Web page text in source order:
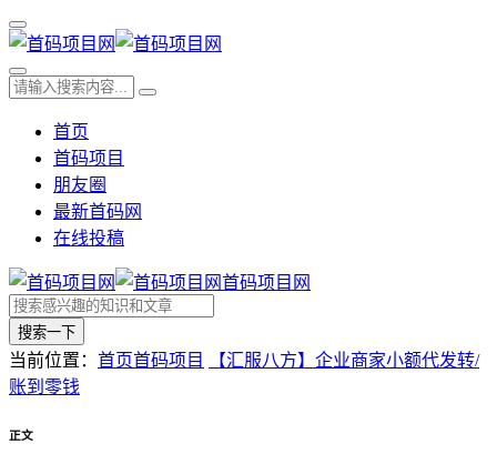
首页
首码项目
朋友圈
最新首码网
在线投稿
首码项目网
搜索一下
当前位置： 首页首码项目
【汇服八方】企业商家小额代发转/
账到零钱
正文